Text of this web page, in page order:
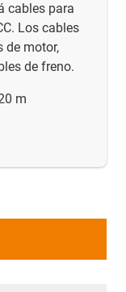
cables para
Los cables
de motor,
de freno.
m